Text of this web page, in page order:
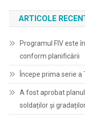
ARTICOLE
Programul FIV este
conform planificării
Începe prima serie
A fost aprobat
soldaților și